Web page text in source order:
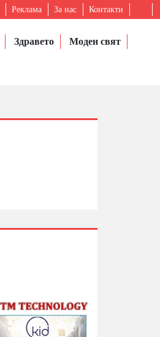
Реклама За нас Контакти
Здравето
Моден свят